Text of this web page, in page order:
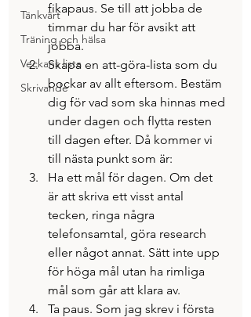
Tänkvärt
Träning och hälsa
Veckans lista
Skrivande
fikapaus. Se till att jobba de
timmar du har för avsikt att
jobba.
Skapa en att-göra-lista som du
bockar av allt eftersom. Bestäm
dig för vad som ska hinnas med
under dagen och flytta resten
till dagen efter. Då kommer vi
till nästa punkt som är:
Ha ett mål för dagen. Om det
är att skriva ett visst antal
tecken, ringa några
telefonsamtal, göra research
eller något annat. Sätt inte upp
för höga mål utan ha rimliga
mål som går att klara av.
Ta paus. Som jag skrev i första